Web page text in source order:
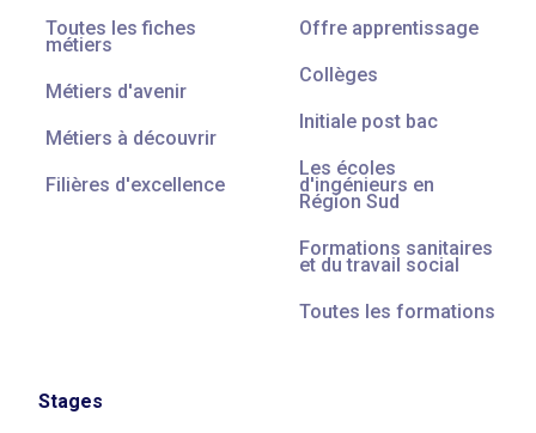
Toutes les fiches
métiers
Métiers d'avenir
Métiers à découvrir
Filières d'excellence
Offre apprentissage
Collèges
Initiale post bac
Les écoles
d'ingénieurs en
Région Sud
Formations sanitaires
et du travail social
Toutes les formations
Stages